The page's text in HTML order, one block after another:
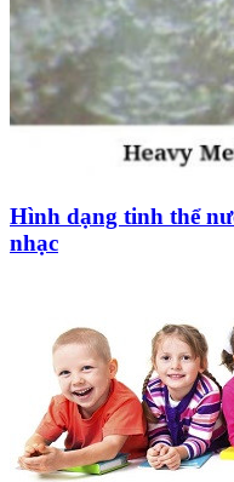
Hình dạng tinh thể
nhạc